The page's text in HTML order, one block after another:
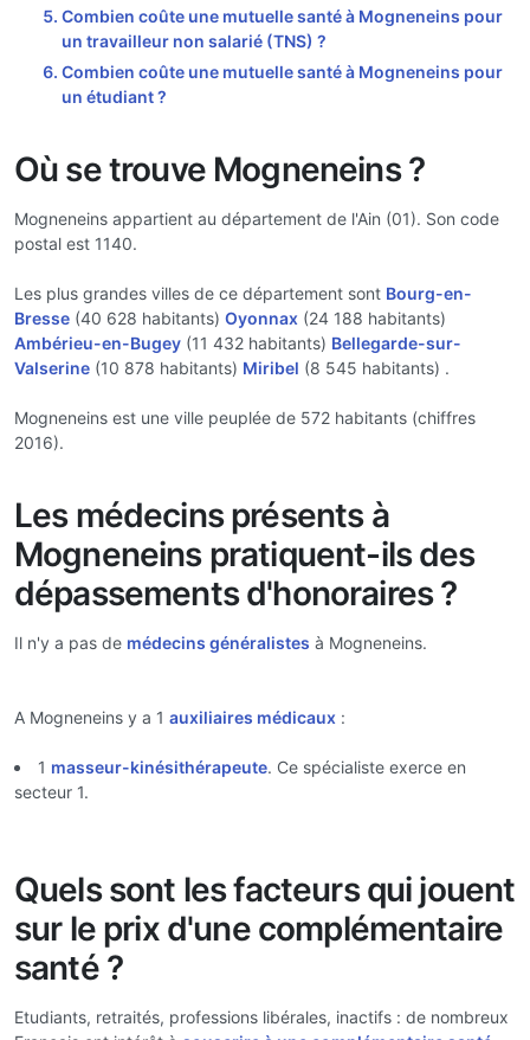
Combien coûte une mutuelle santé à Mogneneins pour
un travailleur non salarié (TNS) ?
Combien coûte une mutuelle santé à Mogneneins pour
un étudiant ?
Où se trouve Mogneneins ?
Mogneneins appartient au département de l'Ain (01). Son code
postal est 1140.
Les plus grandes villes de ce département sont Bourg-en-
Bresse (40 628 habitants) Oyonnax (24 188 habitants)
Ambérieu-en-Bugey (11 432 habitants) Bellegarde-sur-
Valserine (10 878 habitants) Miribel (8 545 habitants) .
Mogneneins est une ville peuplée de 572 habitants (chiffres
2016).
Les médecins présents à
Mogneneins pratiquent-ils des
dépassements d'honoraires ?
Il n'y a pas de médecins généralistes à Mogneneins.
A Mogneneins y a 1 auxiliaires médicaux :
1 masseur-kinésithérapeute. Ce spécialiste exerce en
secteur 1.
Quels sont les facteurs qui jouent
sur le prix d'une complémentaire
santé ?
Etudiants, retraités, professions libérales, inactifs : de nombreux